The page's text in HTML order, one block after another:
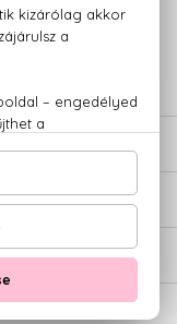
+36 20